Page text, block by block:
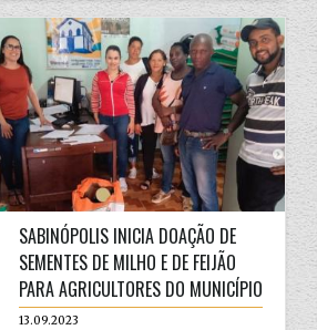
SABINÓPOLIS INICIA DOAÇÃO DE
SEMENTES DE MILHO E DE FEIJÃO
PARA AGRICULTORES DO MUNICÍPIO
13.09.2023